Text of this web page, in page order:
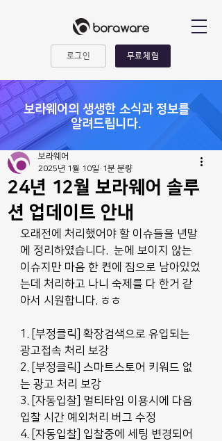
로그인 무료체험
​보라웨어의 생생한 소식과 정보를
알려드립니다.
24년 12월 보라웨어 솔루
션 업데이트 안내
보라웨어
2025년 1월 10일 1분 분량
오래전에 처리했어야 할 이슈들을 년말
에 정리하였습니다.  눈에 보이지 않는
이슈지만 마음 한 켠에 짐으로 남아있었
는데 처리하고 나니 숙제를 다 한거 같
아서 시원합니다. ㅎㅎ
1. [부정클릭] 확장검색으로 유입되는
광고접속 처리 보강
2. [부정클릭] 스마트스토어 키워드 없
는 광고 처리 보강
3. [자동입찰] 멀티타임 이용시에 다음
입찰 시간 예외처리 버그 수정
4. [자동입찰] 입찰중에 세팅 변경되어